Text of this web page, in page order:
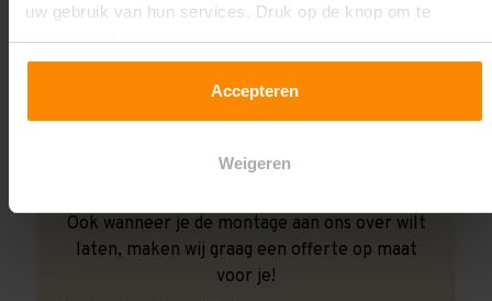
uw gebruik van hun services. Druk op de knop om te
accepteren!
Accepteren
Weigeren
Ook wanneer je de montage aan ons over wilt
laten, maken wij graag een offerte op maat
voor je!